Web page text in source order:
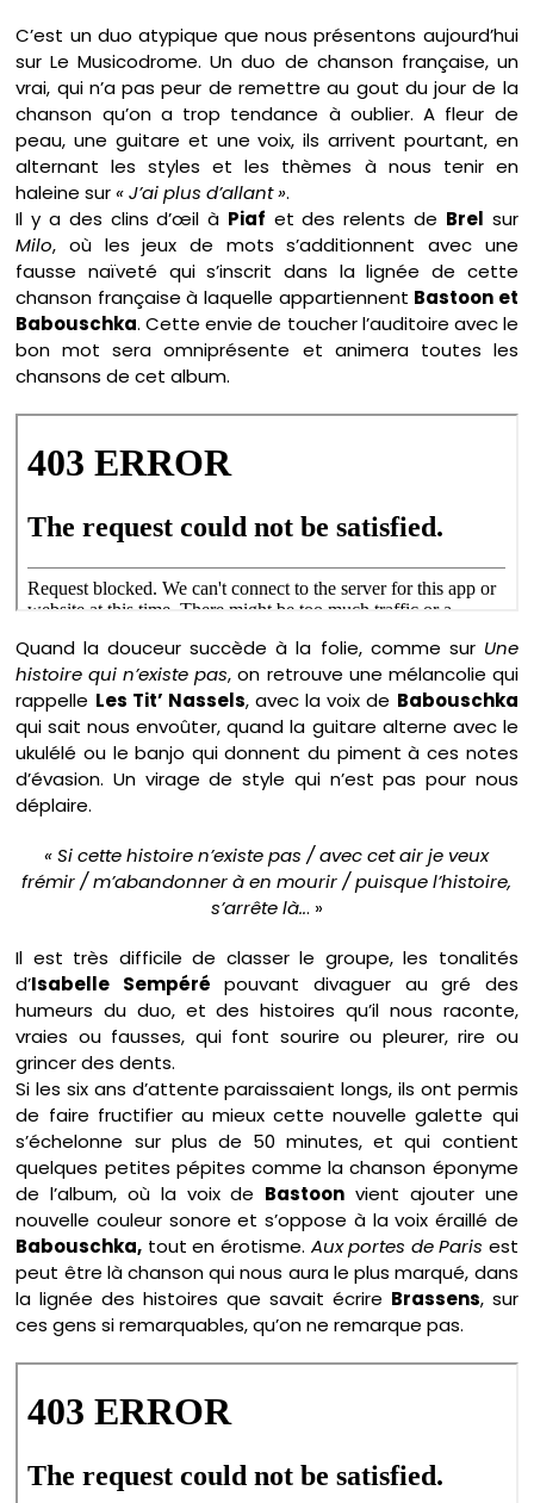
C’est un duo atypique que nous présentons aujourd’hui
sur Le Musicodrome. Un duo de chanson française, un
vrai, qui n’a pas peur de remettre au gout du jour de la
chanson qu’on a trop tendance à oublier. A fleur de
peau, une guitare et une voix, ils arrivent pourtant, en
alternant les styles et les thèmes à nous tenir en
haleine sur« J’ai plus d’allant ».
Il y a des clins d’œil à Piaf et des relents de Brel sur
Milo, où les jeux de mots s’additionnent avec une
fausse naïveté qui s’inscrit dans la lignée de cette
chanson française à laquelle appartiennent Bastoon et
Babouschka. Cette envie de toucher l’auditoire avec le
bon mot sera omniprésente et animera toutes les
chansons de cet album.
Quand la douceur succède à la folie, comme sur Une
histoire qui n’existe pas, on retrouve une mélancolie qui
rappelle Les Tit’ Nassels, avec la voix de Babouschka
qui sait nous envoûter, quand la guitare alterne avec le
ukulélé ou le banjo qui donnent du piment à ces notes
d’évasion. Un virage de style qui n’est pas pour nous
déplaire.
« Si cette histoire n’existe pas / avec cet air je veux
frémir / m’abandonner à en mourir / puisque l’histoire,
s’arrête là... »
Il est très difficile de classer le groupe, les tonalités
d’Isabelle Sempéré pouvant divaguer au gré des
humeurs du duo, et des histoires qu’il nous raconte,
vraies ou fausses, qui font sourire ou pleurer, rire ou
grincer des dents.
Si les six ans d’attente paraissaient longs, ils ont permis
de faire fructifier au mieux cette nouvelle galette qui
s’échelonne sur plus de 50 minutes, et qui contient
quelques petites pépites comme la chanson éponyme
de l’album, où la voix de Bastoon vient ajouter une
nouvelle couleur sonore et s’oppose à la voix éraillé de
Babouschka, tout en érotisme. Aux portes de Paris est
peut être là chanson qui nous aura le plus marqué, dans
la lignée des histoires que savait écrire Brassens, sur
ces gens si remarquables, qu’on ne remarque pas.